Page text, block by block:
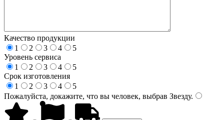
Качество продукции
1
2 3 4
5
Уровень сервиса
1
2 3 4
5
Срок изготовления
1
2 3 4
5
Пожалуйста, докажите, что вы человек, выбрав Звезду.